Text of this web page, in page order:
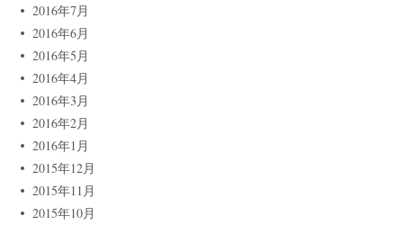
2016年7月
2016年6月
2016年5月
2016年4月
2016年3月
2016年2月
2016年1月
2015年12月
2015年11月
2015年10月